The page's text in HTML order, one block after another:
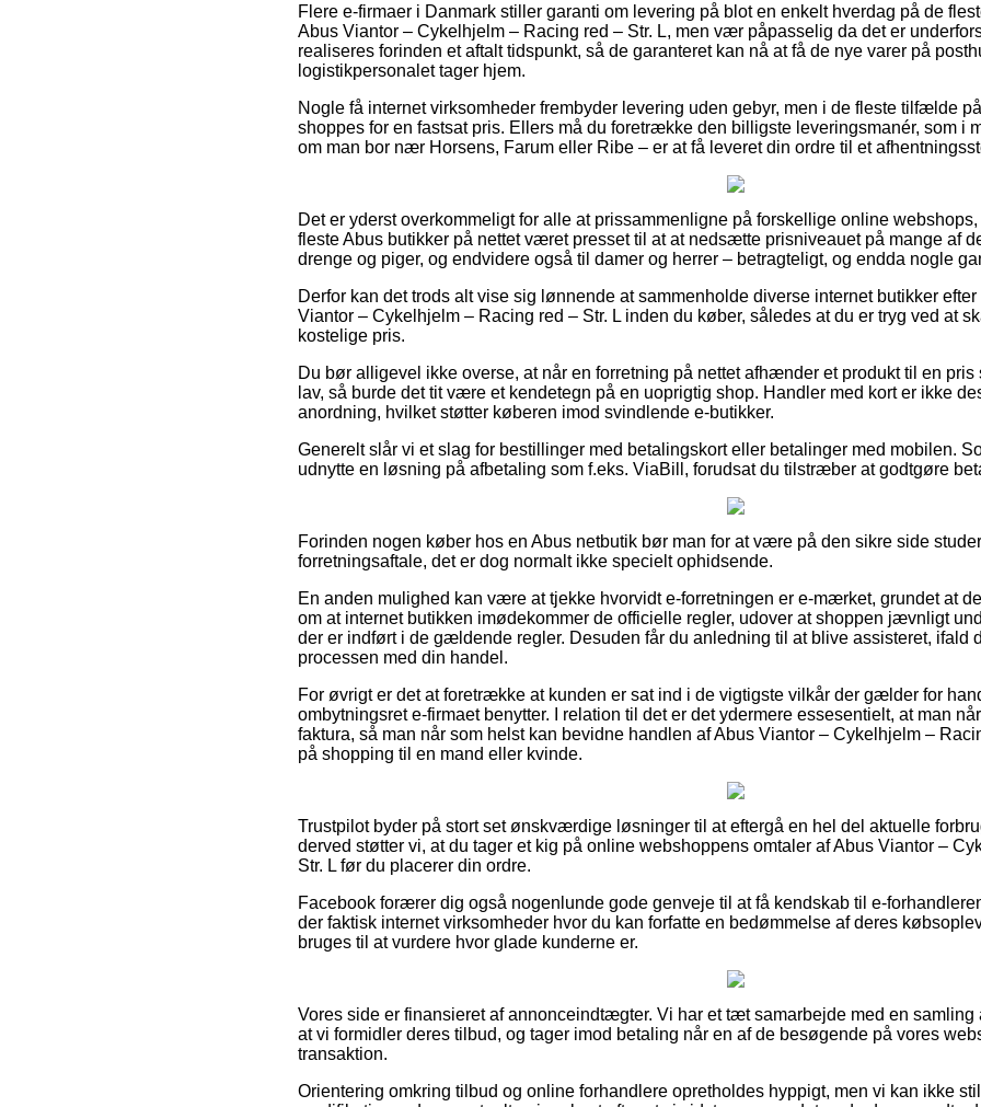
Flere e-firmaer i Danmark stiller garanti om levering på blot en enkelt hverdag på de
Abus Viantor – Cykelhjelm – Racing red – Str. L, men vær påpasselig da det er
realiseres forinden et aftalt tidspunkt, så de garanteret kan nå at få de nye varer på
logistikpersonalet tager hjem.
Nogle få internet virksomheder frembyder levering uden gebyr, men i de fleste tilfælde
shoppes for en fastsat pris. Ellers må du foretrække den billigste leveringsmanér, som i
om man bor nær Horsens, Farum eller Ribe – er at få leveret din ordre til et
Det er yderst overkommeligt for alle at prissammenligne på forskellige online
fleste Abus butikker på nettet været presset til at at nedsætte prisniveauet på mange af
drenge og piger, og endvidere også til damer og herrer – betragteligt, og endda nogle
Derfor kan det trods alt vise sig lønnende at sammenholde diverse internet butikker
Viantor – Cykelhjelm – Racing red – Str. L inden du køber, således at du er tryg ved at
kostelige pris.
Du bør alligevel ikke overse, at når en forretning på nettet afhænder et produkt til en
lav, så burde det tit være et kendetegn på en uoprigtig shop. Handler med kort er ikke
anordning, hvilket støtter køberen imod svindlende e-butikker.
Generelt slår vi et slag for bestillinger med betalingskort eller betalinger med mobilen.
udnytte en løsning på afbetaling som f.eks. ViaBill, forudsat du tilstræber at godtgøre
Forinden nogen køber hos en Abus netbutik bør man for at være på den sikre side
forretningsaftale, det er dog normalt ikke specielt ophidsende.
En anden mulighed kan være at tjekke hvorvidt e-forretningen er e-mærket, grundet at
om at internet butikken imødekommer de officielle regler, udover at shoppen jævnligt
der er indført i de gældende regler. Desuden får du anledning til at blive assisteret, ifald
processen med din handel.
For øvrigt er det at foretrække at kunden er sat ind i de vigtigste vilkår der gælder for
ombytningsret e-firmaet benytter. I relation til det er det ydermere essesentielt, at man
faktura, så man når som helst kan bevidne handlen af Abus Viantor – Cykelhjelm –
på shopping til en mand eller kvinde.
Trustpilot byder på stort set ønskværdige løsninger til at eftergå en hel del aktuelle
derved støtter vi, at du tager et kig på online webshoppens omtaler af Abus Viantor –
Str. L før du placerer din ordre.
Facebook forærer dig også nogenlunde gode genveje til at få kendskab til e-
der faktisk internet virksomheder hvor du kan forfatte en bedømmelse af deres
bruges til at vurdere hvor glade kunderne er.
Vores side er finansieret af annonceindtægter. Vi har et tæt samarbejde med en samling
at vi formidler deres tilbud, og tager imod betaling når en af de besøgende på vores
transaktion.
Orientering omkring tilbud og online forhandlere opretholdes hyppigt, men vi kan ikke